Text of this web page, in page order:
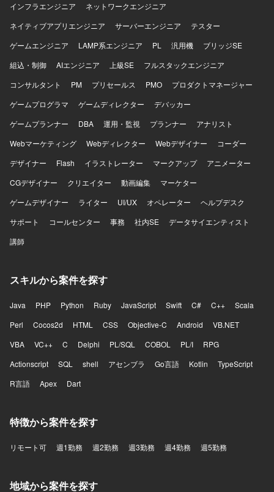
で上流工程に専念していただけます。技術要素については
必須の言語指定がなく、今後のシステム要件定義や設計フ
ェーズにも関わることで、製造業領域の業務知識と要件定
義スキルをさらに深めていただけます。 【開発環境】 技術
インフラエンジニア
ネットワークエンジニア
ネイティブアプリエンジニア
サーバーエンジニア
テスター
ゲームエンジニア
LAMP系エンジニア PL 汎用機
ブリッジSE
組込・制御
AIエンジニア 上級SE
フルスタックエンジニア
コンサルタント
PM プリセールス PMO
プロダクトマネージャー
ゲームプログラマ
ゲームディレクター
デバッカー
ゲームプランナー
DBA 運用・監視 プランナー
アナリスト
Webマーケティング
Webディレクター Webデザイナー
コーダー
デザイナー
Flash イラストレーター マークアップ
アニメーター
CGデザイナー
クリエイター 動画編集
マーケター
ゲームデザイナー
ライター UI/UX オペレーター
ヘルプデスク
サポート
コールセンター 事務 社内SE
データサイエンティスト
講師
スキルから案件を探す
Java PHP Python Ruby JavaScript Swift C# C++
Scala
Perl
Cocos2d HTML CSS Objective-C Android
VB.NET
VBA
VC++ C Delphi PL/SQL COBOL PL/I
RPG
Actionscript
SQL shell アセンブラ Go言語 Kotlin
TypeScript
R言語
Apex Dart
特徴から案件を探す
リモート可 週1勤務 週2勤務 週3勤務 週4勤務 週5勤務
地域から案件を探す